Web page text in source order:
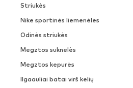
Striukės
Nike sportinės liemenėlės
Odinės striukės
Megztos suknelės
Megztos kepurės
Ilgaauliai batai virš kelių